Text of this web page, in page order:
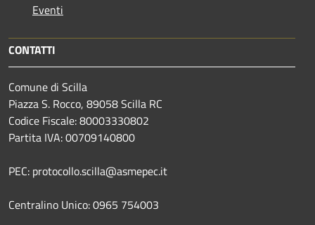
Eventi
CONTATTI
Comune di Scilla
Piazza S. Rocco, 89058 Scilla RC
Codice Fiscale: 80003330802
Partita IVA: 00709140800
PEC: protocollo.scilla@asmepec.it
Centralino Unico: 0965 754003